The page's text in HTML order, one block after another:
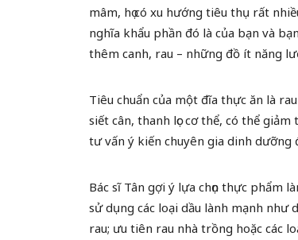
mâm, họ có xu hướng tiêu thụ rất
nghĩa khẩu phần đó là của bạn và
thêm canh, rau – những đồ ít năng
Tiêu chuẩn của một đĩa thực ăn là
siết cân, thanh lọc cơ thể, có thể
tư vấn ý kiến chuyên gia dinh dưỡng
Bác sĩ Tân gợi ý lựa chọn thực phẩm
sử dụng các loại dầu lành mạnh như
rau; ưu tiên rau nhà trồng hoặc các